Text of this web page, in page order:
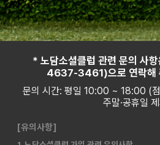
* 노담소셜클럽 관련 문의 사
4637-3461)으로 연락해
문의 시간: 평일 10:00 ~ 18:00 (
주말·공휴일
[유의사항]